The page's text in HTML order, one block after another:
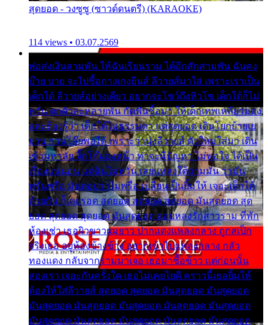
สุดยอด - วงซูซู (ซาวด์ดนตรี) (KARAOKE)
114 views • 03.07.2569
พ่อส่งเงินสามพัน ให้ฉันเรียนราม ได้อีกสักสามพัน ฉันคง
บ๊าย บาย จะไปซื้อกางเกงยีนส์ ลีวายส์มาใส่ เพราะเราเป็น
เด็กใต้ ลีวายส์อย่างเดียว อยากจะโชว์ถึงหิวโซ เด็กใต้ก็ไม่
หวั่น ตกตัวละหลายพัน กัดฟันซื้อมา ให้เด็กเทพเหลียวมอง
และต้องรู้ว่า เด็กใต้ไม่ธรรมดา แต่สุดยอด เดินโยกย้ายเย
ยวน กวนโอ๊ยพอได้ เพราะว่านุ่งลีวายส์ ตัวใหม่ใส่มา เดิน
เข้ามหาลัย จิ๊กโก๊มองหน้า ท่าจะมีปัญหา ไม่พอใจ ได้เป็น
เรื่องแน่นอน แต่ฉันไม่หวั่น เลยแหลงใต้ถามมัน ว่ามัน
พรั่นพรือ มันตอบว่าไม่พรื่อ เปลี่ยนเป็นยิ้มให้ เจอะเด็กใต้
ด้วยกัน ก็เลยรอด สุดยอด สุดยอด สุดยอด มันสุดยอด สุด
ยอด สุดยอด สุดยอด มันสุดยอด แอบหลงรักสาวราม ที่พัก
ห้องเช่า เธอผิวขาวผมยาว ปากแดงแหลงกลาง ถูกสเป็ก
จริงเธอ อยู่ห้องข้างข้าง อยากเข้าไปแหลงกลาง กลัว
ทองแดง กลับจากรามมาเจอ เธอมาซื้อข้าว แต่ก่อนนั้น
สองเรา เจอะกันครั้งใด เธอไม่เคยไยดี คราวนี้เธอยิ้มให้
ต้องให้ใส่ลีวายส์ สุดยอด สุดยอด มันสุดยอด มันสุดยอด
มันสุดยอด มันสุดยอด มันสุดยอด มันสุดยอด มันสุดยอด
มันสุดยอด มันสุดยอด มันสุดยอด มันสุดยอด มันสุดยอด